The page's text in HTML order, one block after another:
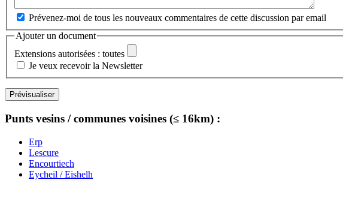
Prévenez-moi de tous les nouveaux commentaires de cette discussion par email
Ajouter un document
Extensions autorisées : toutes
Je veux recevoir la Newsletter
Punts vesins / communes voisines (≤ 16km) :
Erp
Lescure
Encourtiech
Eycheil / Eishelh